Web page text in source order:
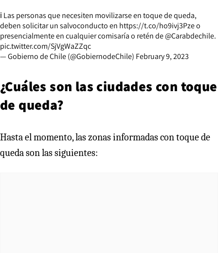
ℹ️ Las personas que necesiten movilizarse en toque de queda,
deben solicitar un salvoconducto en https://t.co/ho9ivj3Pzeo
presencialmente en cualquier comisaría o retén de@Carabdechile.
pic.twitter.com/SjVgWaZZqc
— Gobierno de Chile (@GobiernodeChile) February 9, 2023
¿Cuáles son las ciudades con toque
de queda?
Hasta el momento, las zonas informadas con toque de
queda son las siguientes: